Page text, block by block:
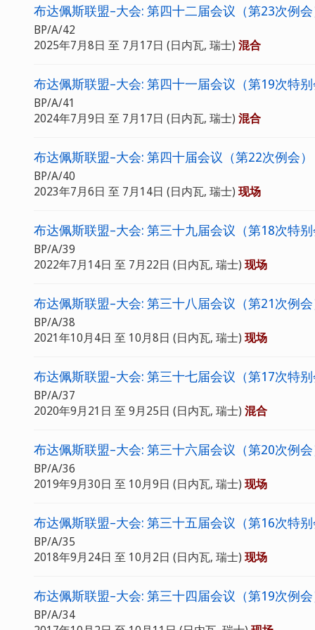
布达佩斯联盟–大会: 第四十二届会议（第23次例会
BP/A/42
2025年7月8日 至 7月17日 (日内瓦, 瑞士) 混合
布达佩斯联盟–大会: 第四十一届会议（第19次特别
BP/A/41
2024年7月9日 至 7月17日 (日内瓦, 瑞士) 混合
布达佩斯联盟–大会: 第四十届会议（第22次例会）
BP/A/40
2023年7月6日 至 7月14日 (日内瓦, 瑞士) 现场
布达佩斯联盟–大会: 第三十九届会议（第18次特别
BP/A/39
2022年7月14日 至 7月22日 (日内瓦, 瑞士) 现场
布达佩斯联盟–大会: 第三十八届会议（第21次例会
BP/A/38
2021年10月4日 至 10月8日 (日内瓦, 瑞士) 现场
布达佩斯联盟–大会: 第三十七届会议（第17次特别
BP/A/37
2020年9月21日 至 9月25日 (日内瓦, 瑞士) 混合
布达佩斯联盟–大会: 第三十六届会议（第20次例会
BP/A/36
2019年9月30日 至 10月9日 (日内瓦, 瑞士) 现场
布达佩斯联盟–大会: 第三十五届会议（第16次特别
BP/A/35
2018年9月24日 至 10月2日 (日内瓦, 瑞士) 现场
布达佩斯联盟–大会: 第三十四届会议（第19次例会
BP/A/34